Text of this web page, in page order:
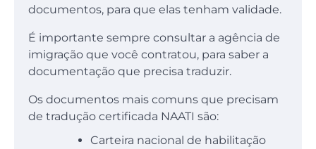
documentos, para que elas tenham validade.
É importante sempre consultar a agência de
imigração que você contratou, para saber a
documentação que precisa traduzir.
Os documentos mais comuns que precisam
de tradução certificada NAATI são:
Carteira nacional de habilitação